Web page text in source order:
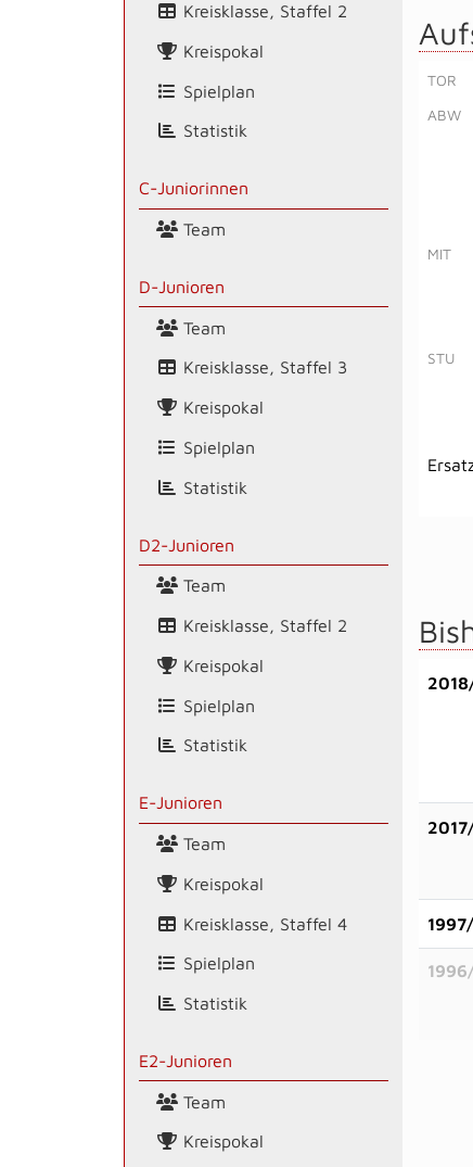
Kreisklasse, Staffel 2
Kreispokal
Spielplan
Statistik
C-Juniorinnen
Team
D-Junioren
Team
Kreisklasse, Staffel 3
Kreispokal
Spielplan
Statistik
D2-Junioren
Team
Kreisklasse, Staffel 2
Kreispokal
Spielplan
Statistik
E-Junioren
Team
Kreispokal
Kreisklasse, Staffel 4
Spielplan
Statistik
E2-Junioren
Team
Kreispokal
TOR
ABW
MIT
STU